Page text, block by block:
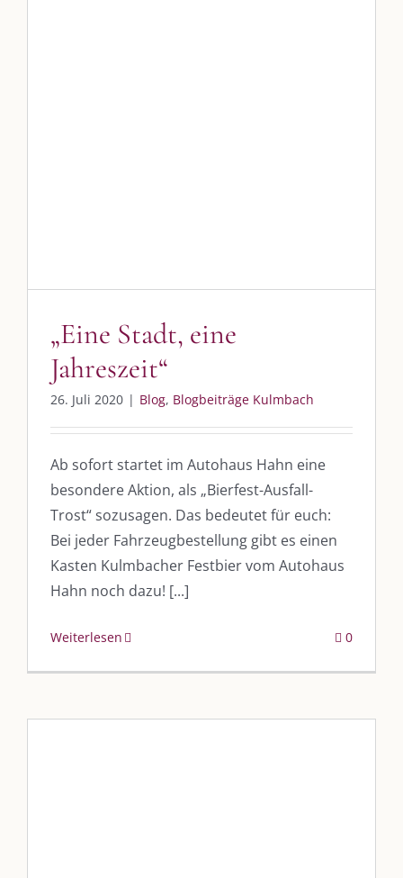
„Eine Stadt, eine
Jahreszeit“
26. Juli 2020 | Blog, Blogbeiträge Kulmbach
Ab sofort startet im Autohaus Hahn eine
besondere Aktion, als „Bierfest-Ausfall-
Trost“ sozusagen. Das bedeutet für euch:
Bei jeder Fahrzeugbestellung gibt es einen
Kasten Kulmbacher Festbier vom Autohaus
Hahn noch dazu! [...]
Weiterlesen 0